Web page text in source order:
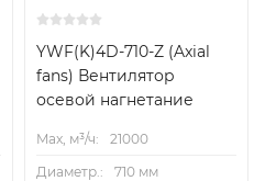
YWF(K)4D-710-Z (Axial
fans) Вентилятор
осевой нагнетание
Max, м³/ч:
21000
Диаметр.:
710 мм